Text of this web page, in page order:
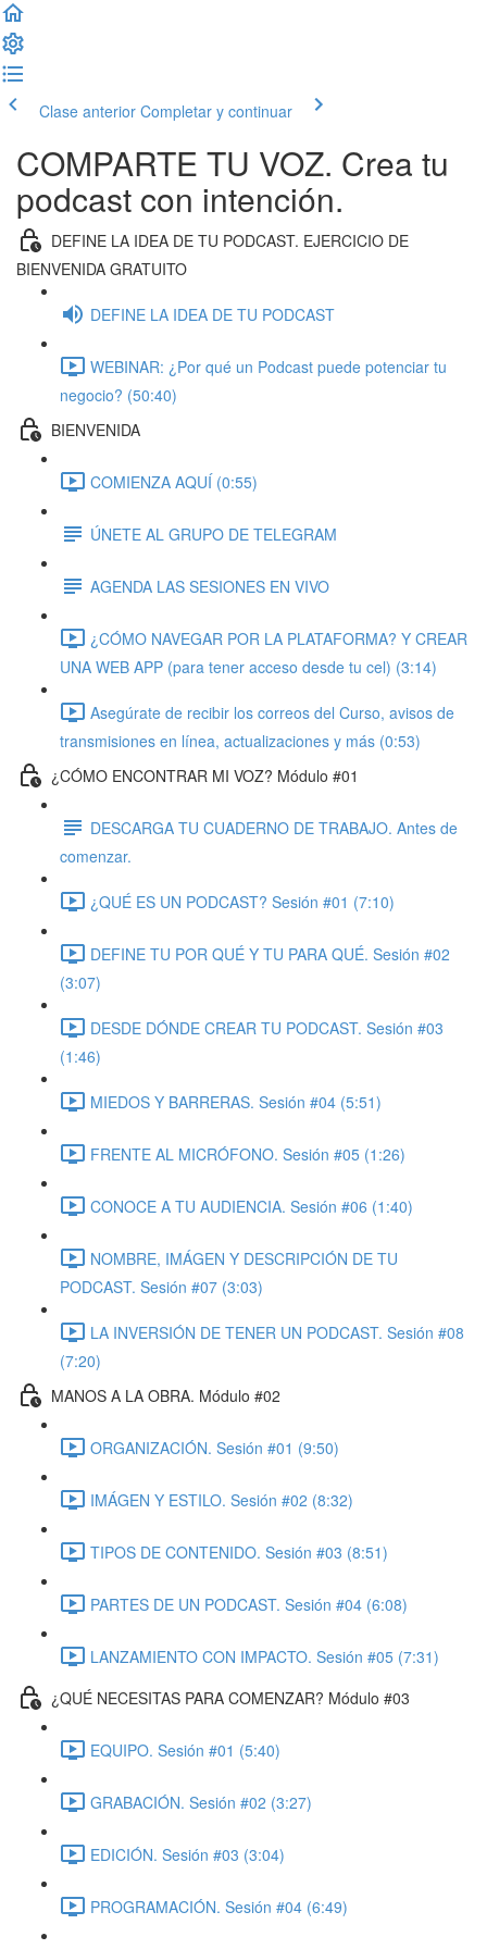
Clase anterior Completar y continuar
COMPARTE TU VOZ. Crea tu
podcast con intención.
DEFINE LA IDEA DE TU PODCAST. EJERCICIO DE
BIENVENIDA GRATUITO
DEFINE LA IDEA DE TU PODCAST
WEBINAR: ¿Por qué un Podcast puede potenciar tu
negocio? (50:40)
BIENVENIDA
COMIENZA AQUÍ (0:55)
ÚNETE AL GRUPO DE TELEGRAM
AGENDA LAS SESIONES EN VIVO
¿CÓMO NAVEGAR POR LA PLATAFORMA? Y CREAR
UNA WEB APP (para tener acceso desde tu cel) (3:14)
Asegúrate de recibir los correos del Curso, avisos de
transmisiones en línea, actualizaciones y más (0:53)
¿CÓMO ENCONTRAR MI VOZ? Módulo #01
DESCARGA TU CUADERNO DE TRABAJO. Antes de
comenzar.
¿QUÉ ES UN PODCAST? Sesión #01 (7:10)
DEFINE TU POR QUÉ Y TU PARA QUÉ. Sesión #02
(3:07)
DESDE DÓNDE CREAR TU PODCAST. Sesión #03
(1:46)
MIEDOS Y BARRERAS. Sesión #04 (5:51)
FRENTE AL MICRÓFONO. Sesión #05 (1:26)
CONOCE A TU AUDIENCIA. Sesión #06 (1:40)
NOMBRE, IMÁGEN Y DESCRIPCIÓN DE TU
PODCAST. Sesión #07 (3:03)
LA INVERSIÓN DE TENER UN PODCAST. Sesión #08
(7:20)
MANOS A LA OBRA. Módulo #02
ORGANIZACIÓN. Sesión #01 (9:50)
IMÁGEN Y ESTILO. Sesión #02 (8:32)
TIPOS DE CONTENIDO. Sesión #03 (8:51)
PARTES DE UN PODCAST. Sesión #04 (6:08)
LANZAMIENTO CON IMPACTO. Sesión #05 (7:31)
¿QUÉ NECESITAS PARA COMENZAR? Módulo #03
EQUIPO. Sesión #01 (5:40)
GRABACIÓN. Sesión #02 (3:27)
EDICIÓN. Sesión #03 (3:04)
PROGRAMACIÓN. Sesión #04 (6:49)